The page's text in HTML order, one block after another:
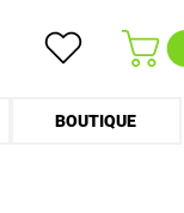
BOUTIQUE